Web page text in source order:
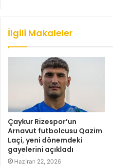
İlgili Makaleler
Çaykur Rizespor’un
Arnavut futbolcusu Qazim
Laçi, yeni dönemdeki
gayelerini açıkladı
Haziran 22, 2026